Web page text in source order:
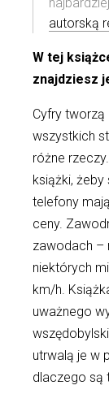
autorską
W tej
znajdziesz
Cyfry tworzą
wszystkich
różne
książki, żeby
telefony
ceny.
zawodach –
niektórych
km/h.
uważnego
utrwalą je w
dlaczego są